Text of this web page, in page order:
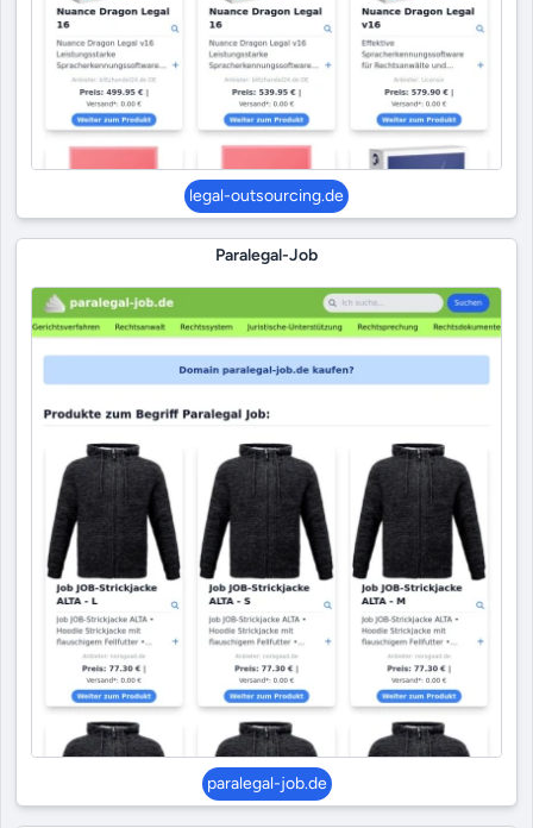
legal-outsourcing.de
Paralegal-Job
paralegal-job.de